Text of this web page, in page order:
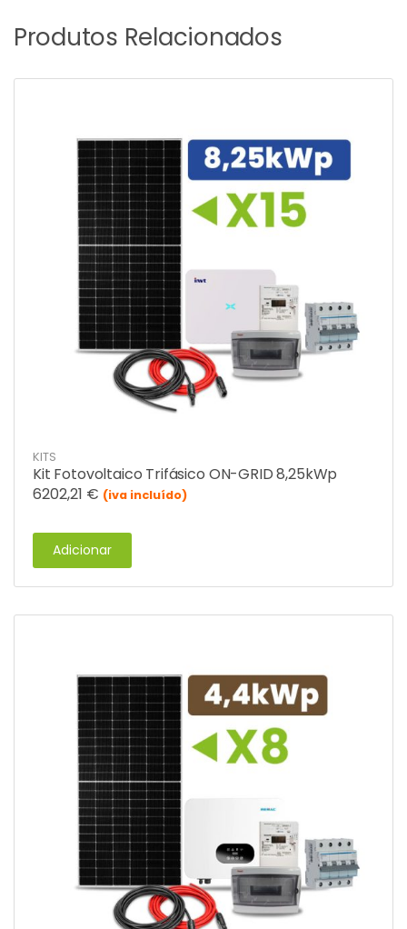
Produtos Relacionados
KITS
Kit Fotovoltaico Trifásico ON-GRID 8,25kWp
6202,21 € (iva incluído)
Adicionar